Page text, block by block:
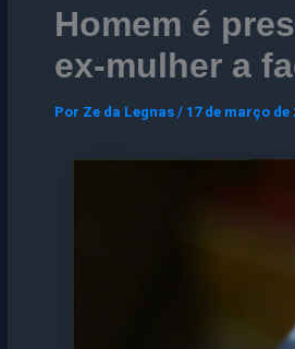
Homem é
ex-mulher a
Por Ze da Legnas / 17 de março de